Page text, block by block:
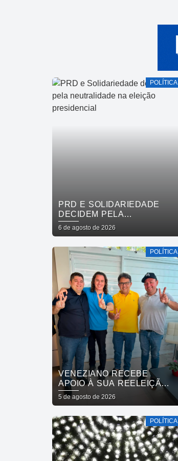
POLÍTICA
PRD E SOLIDARIEDADE
DECIDEM PELA
NEUTRALIDADE NA
ELEIÇÃO PRESIDENCIAL
6 de agosto de 2026
POLÍTICA
VENEZIANO RECEBE
APOIO À SUA REELEIÇÃO
DO PRESIDENTE DA
CÂMARA E VEREADORES
5 de agosto de 2026
POLÍTICA